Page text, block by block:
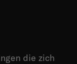
die zich